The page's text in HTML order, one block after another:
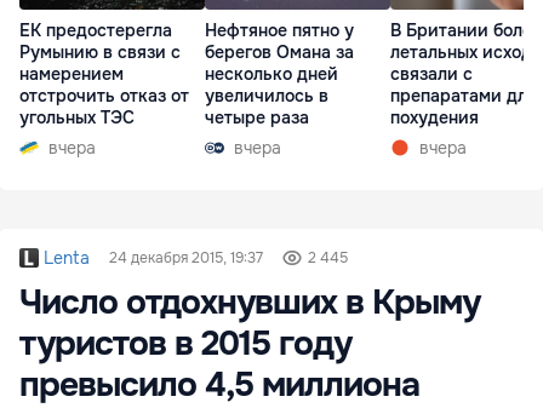
ЕК предостерегла
Румынию в связи с
намерением
отстрочить отказ от
угольных ТЭС
вчера
Нефтяное пятно у
берегов Омана за
несколько дней
увеличилось в
четыре раза
вчера
В Британии
летальных
связали с
препаратами для
похудения
вчера
Lenta 24 декабря 2015, 19:37 2 445
Число отдохнувших в Крыму
туристов в 2015 году
превысило 4,5 миллиона